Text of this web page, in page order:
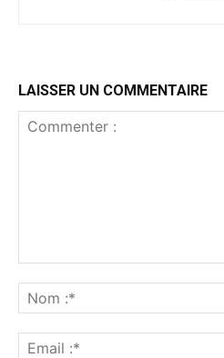
LAISSER UN COMMENTAIRE